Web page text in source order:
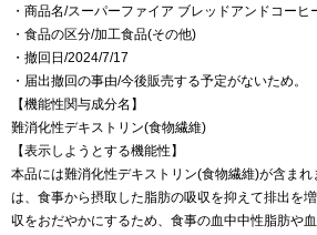
・商品名/スーパーファイア ブレッドアンドコーヒ
・食品の区分/加工食品(その他)
・撤回日/2024/7/17
・届出撤回の事由/今後販売する予定がないため。
【機能性関与成分名】
難消化性デキストリン(食物繊維)
【表示しようとする機能性】
本品には難消化性デキストリン(食物繊維)が含ま
は、食事から摂取した脂肪の吸収を抑えて排出を
収をおだやかにするため、食事の血中中性脂肪や